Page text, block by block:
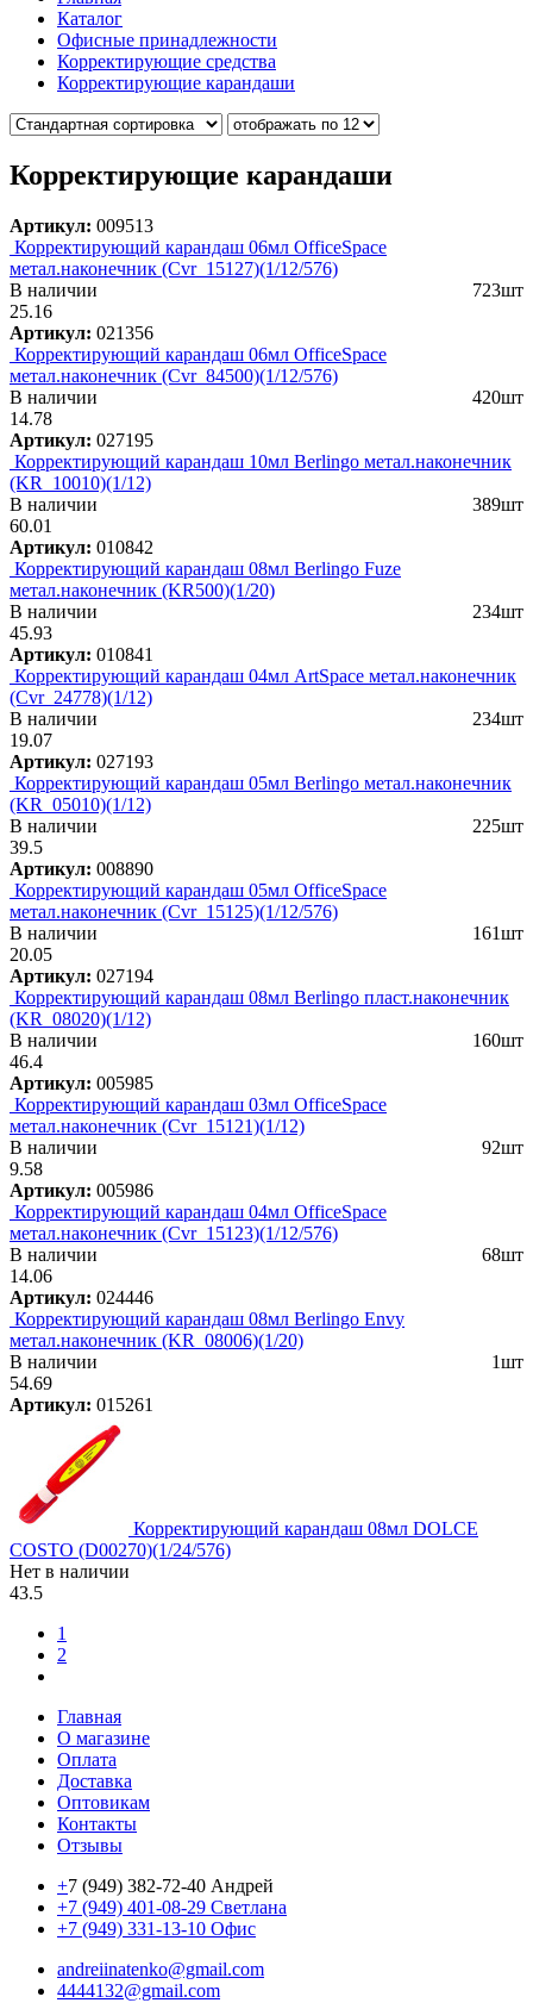
Каталог
Офисные принадлежности
Корректирующие средства
Корректирующие карандаши
Корректирующие карандаши
Артикул: 009513
Корректирующий карандаш 06мл OfficeSpace
метал.наконечник (Cvr_15127)(1/12/576)
В наличии
723шт
25.16
Артикул: 021356
Корректирующий карандаш 06мл OfficeSpace
метал.наконечник (Cvr_84500)(1/12/576)
В наличии
420шт
14.78
Артикул: 027195
Корректирующий карандаш 10мл Berlingo метал.наконечник
(KR_10010)(1/12)
В наличии
389шт
60.01
Артикул: 010842
Корректирующий карандаш 08мл Berlingo Fuze
метал.наконечник (KR500)(1/20)
В наличии
234шт
45.93
Артикул: 010841
Корректирующий карандаш 04мл ArtSpace метал.наконечник
(Cvr_24778)(1/12)
В наличии
234шт
19.07
Артикул: 027193
Корректирующий карандаш 05мл Berlingo метал.наконечник
(KR_05010)(1/12)
В наличии
225шт
39.5
Артикул: 008890
Корректирующий карандаш 05мл OfficeSpace
метал.наконечник (Cvr_15125)(1/12/576)
В наличии
161шт
20.05
Артикул: 027194
Корректирующий карандаш 08мл Berlingo пласт.наконечник
(KR_08020)(1/12)
В наличии
160шт
46.4
Артикул: 005985
Корректирующий карандаш 03мл OfficeSpace
метал.наконечник (Cvr_15121)(1/12)
В наличии
92шт
9.58
Артикул: 005986
Корректирующий карандаш 04мл OfficeSpace
метал.наконечник (Cvr_15123)(1/12/576)
В наличии
68шт
14.06
Артикул: 024446
Корректирующий карандаш 08мл Berlingo Envy
метал.наконечник (KR_08006)(1/20)
В наличии
1шт
54.69
Артикул: 015261
Корректирующий карандаш 08мл DOLCE
COSTO (D00270)(1/24/576)
Нет в наличии
43.5
1
2
Главная
О магазине
Оплата
Доставка
Оптовикам
Контакты
Отзывы
+7 (949) 382-72-40 Андрей
+7 (949) 401-08-29 Светлана
+7 (949) 331-13-10 Офис
andreiinatenko@gmail.com
4444132@gmail.com